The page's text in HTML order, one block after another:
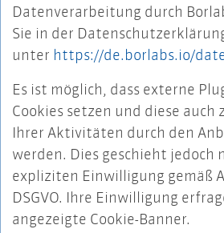
Datenverarbeitung durch
Sie in der
unter https://de.borlabs.io/
Es ist möglich, dass externe
Cookies setzen und diese auch
Ihrer Aktivitäten durch den
werden. Dies geschieht jedoch
expliziten Einwilligung gemäß
DSGVO. Ihre Einwilligung
angezeigte Cookie-Banner.